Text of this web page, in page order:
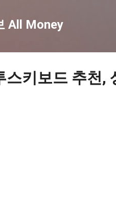
All Money
스키보드 추천,